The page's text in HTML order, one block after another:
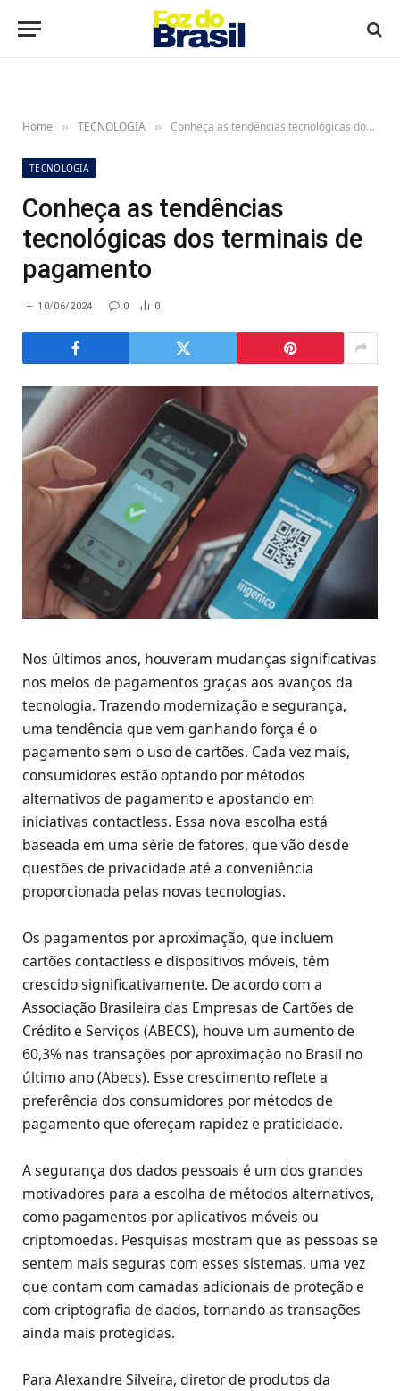
Home » TECNOLOGIA » Conheça as tendências tecnológicas dos terminais de pagamento
TECNOLOGIA
Conheça as tendências
tecnológicas dos terminais de
pagamento
10/06/2024 0 0
Nos últimos anos, houveram mudanças significativas
nos meios de pagamentos graças aos avanços da
tecnologia. Trazendo modernização e segurança,
uma tendência que vem ganhando força é o
pagamento sem o uso de cartões. Cada vez mais,
consumidores estão optando por métodos
alternativos de pagamento e apostando em
iniciativas contactless. Essa nova escolha está
baseada em uma série de fatores, que vão desde
questões de privacidade até a conveniência
proporcionada pelas novas tecnologias.
Os pagamentos por aproximação, que incluem
cartões contactless e dispositivos móveis, têm
crescido significativamente. De acordo com a
Associação Brasileira das Empresas de Cartões de
Crédito e Serviços (ABECS), houve um aumento de
60,3% nas transações por aproximação no Brasil no
último ano​ (Abecs)​. Esse crescimento reflete a
preferência dos consumidores por métodos de
pagamento que ofereçam rapidez e praticidade.
A segurança dos dados pessoais é um dos grandes
motivadores para a escolha de métodos alternativos,
como pagamentos por aplicativos móveis ou
criptomoedas. Pesquisas mostram que as pessoas se
sentem mais seguras com esses sistemas, uma vez
que contam com camadas adicionais de proteção e
com criptografia de dados, tornando as transações
ainda mais protegidas.
Para Alexandre Silveira, diretor de produtos da